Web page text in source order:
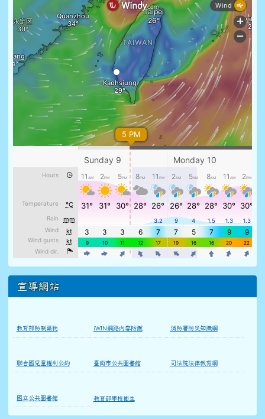
宣導網站
教育部防制藥物 iWIN網路內容防護 消防署防災知識網
聯合國兒童權利公約 臺南市公共圖書館 司法院法律教育網
國立公共圖書館 教育部學校衛生